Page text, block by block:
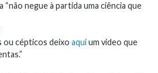
negue à partida uma ciência que
ou cépticos deixo aquium video que